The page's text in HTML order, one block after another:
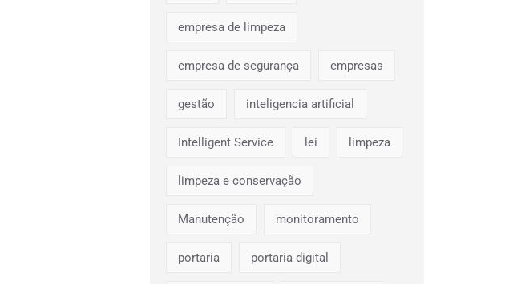
empresa de limpeza
empresa de segurança empresas
gestão inteligencia artificial
Intelligent Service lei limpeza
limpeza e conservação
Manutenção monitoramento
portaria portaria digital